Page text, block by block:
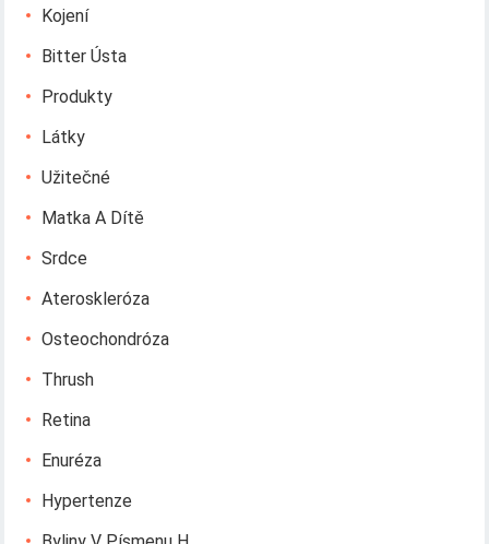
Kojení
Bitter Ústa
Produkty
Látky
Užitečné
Matka A Dítě
Srdce
Ateroskleróza
Osteochondróza
Thrush
Retina
Enuréza
Hypertenze